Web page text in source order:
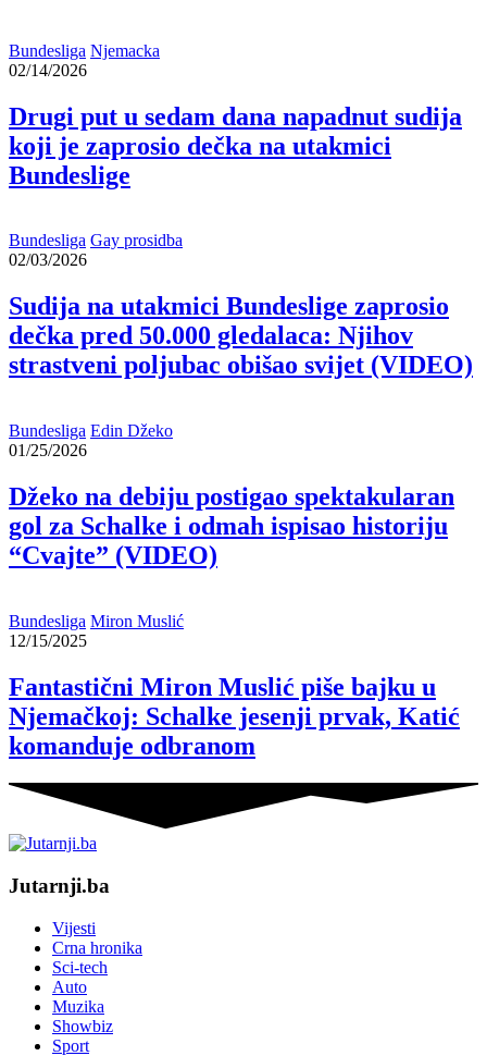
Bundesliga Njemacka
02/14/2026
Drugi put u sedam dana napadnut sudija
koji je zaprosio dečka na utakmici
Bundeslige
Bundesliga Gay prosidba
02/03/2026
Sudija na utakmici Bundeslige zaprosio
dečka pred 50.000 gledalaca: Njihov
strastveni poljubac obišao svijet (VIDEO)
Bundesliga Edin Džeko
01/25/2026
Džeko na debiju postigao spektakularan
gol za Schalke i odmah ispisao historiju
“Cvajte” (VIDEO)
Bundesliga Miron Muslić
12/15/2025
Fantastični Miron Muslić piše bajku u
Njemačkoj: Schalke jesenji prvak, Katić
komanduje odbranom
Jutarnji.ba
Vijesti
Crna hronika
Sci-tech
Auto
Muzika
Showbiz
Sport